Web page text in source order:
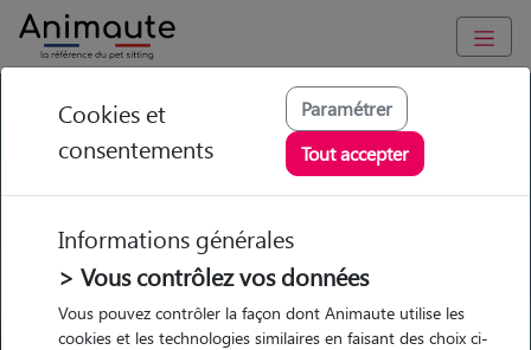
GARDE ANIMAUX à Saintes-Maries-de-la-Mer : Garde chien et
chat en famille ou à domicile, visites et promenades
Trouvez une garde animaux à
Saintes-Maries-de-la-Mer
Parmi nos 1 pet-sitters à Saintes-
Maries-de-la-Mer
Cookies et
consentements
Paramétrer
Tout accepter
Informations générales
> Vous contrôlez vos données
Vous pouvez contrôler la façon dont Animaute utilise les
cookies et les technologies similaires en faisant des choix ci-